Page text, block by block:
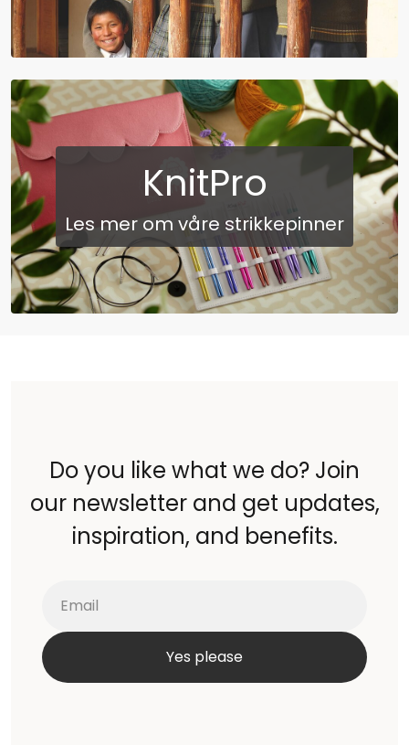
KnitPro
Les mer om våre strikkepinner
Do you like what we do? Join
our newsletter and get updates,
inspiration, and benefits.